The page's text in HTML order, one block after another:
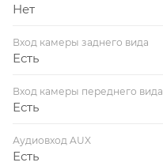
Нет
Вход камеры заднего вида
Есть
Вход камеры переднего вида
Есть
Аудиовход AUX
Есть